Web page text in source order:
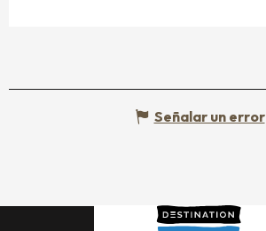
Señalar un error